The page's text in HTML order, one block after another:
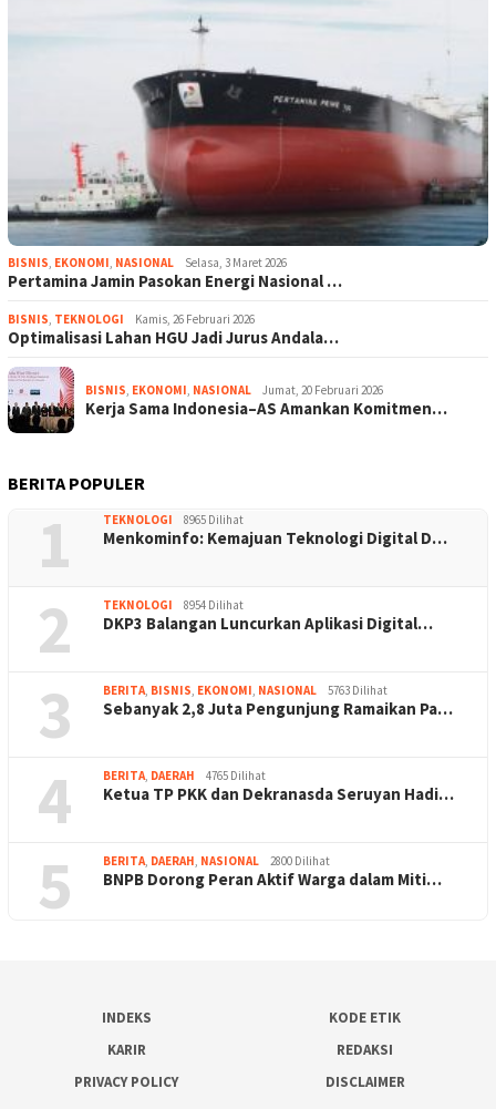
BISNIS, EKONOMI, NASIONAL Selasa, 3 Maret 2026
Pertamina Jamin Pasokan Energi Nasional …
BISNIS, TEKNOLOGI Kamis, 26 Februari 2026
Optimalisasi Lahan HGU Jadi Jurus Andala…
BISNIS, EKONOMI, NASIONAL Jumat, 20 Februari 2026
Kerja Sama Indonesia–AS Amankan Komitmen…
BERITA POPULER
1 TEKNOLOGI 8965 Dilihat
Menkominfo: Kemajuan Teknologi Digital D…
2 TEKNOLOGI 8954 Dilihat
DKP3 Balangan Luncurkan Aplikasi Digital…
3 BERITA, BISNIS, EKONOMI, NASIONAL 5763 Dilihat
Sebanyak 2,8 Juta Pengunjung Ramaikan Pa…
4 BERITA, DAERAH 4765 Dilihat
Ketua TP PKK dan Dekranasda Seruyan Hadi…
5 BERITA, DAERAH, NASIONAL 2800 Dilihat
BNPB Dorong Peran Aktif Warga dalam Miti…
INDEKS
KODE ETIK
KARIR
REDAKSI
PRIVACY POLICY
DISCLAIMER